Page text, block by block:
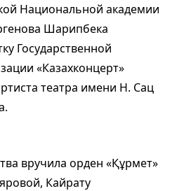
Национальной академии
Шарипбека
Государственной
«Казахконцерт»
театра имени Н. Сац
вручила орден «Құрмет»
Кайрату